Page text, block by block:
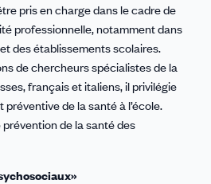
pris en charge dans le cadre de
professionnelle, notamment dans
des établissements scolaires.
de chercheurs spécialistes de la
français et italiens, il privilégie
de la santé à l’école.
de la santé des